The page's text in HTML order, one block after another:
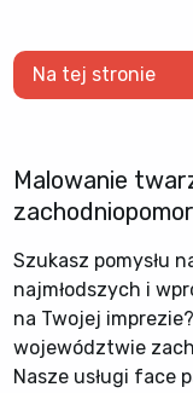
Na tej stronie
Malowanie
Szukasz pomysłu
najmłodszych i
na Twojej imprezie?
województwie
Nasze usługi face